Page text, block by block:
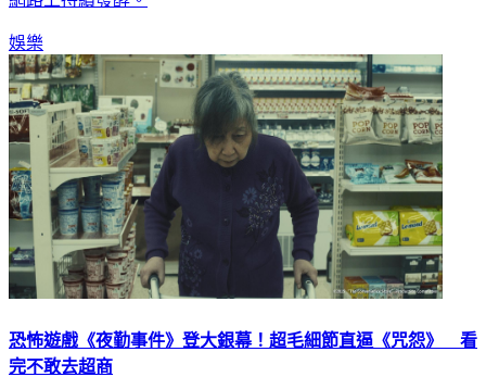
娛樂
恐怖遊戲《夜勤事件》登大銀幕！超毛細節直逼《咒怨》 看
完不敢去超商